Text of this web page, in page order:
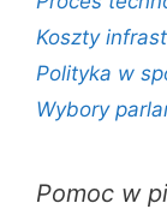
Koszty
Polityka w
Wybory
Pomoc w